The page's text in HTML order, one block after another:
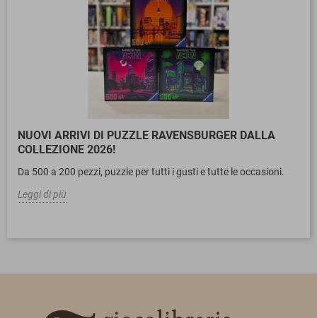
NUOVI ARRIVI DI PUZZLE RAVENSBURGER DALLA
COLLEZIONE 2026!
Da 500 a 200 pezzi, puzzle per tutti i gusti e tutte le occasioni.
Leggi di più